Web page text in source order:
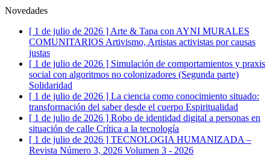
Novedades
[ 1 de julio de 2026 ] Arte & Tapa con AYNI MURALES
COMUNITARIOS Artivismo, Artistas activistas por causas
justas
[ 1 de julio de 2026 ] Simulación de comportamientos y praxis
social con algoritmos no colonizadores (Segunda parte)
Solidaridad
[ 1 de julio de 2026 ] La ciencia como conocimiento situado:
transformación del saber desde el cuerpo Espiritualidad
[ 1 de julio de 2026 ] Robo de identidad digital a personas en
situación de calle Crítica a la tecnología
[ 1 de julio de 2026 ] TECNOLOGIA HUMANIZADA –
Revista Número 3, 2026 Volumen 3 - 2026